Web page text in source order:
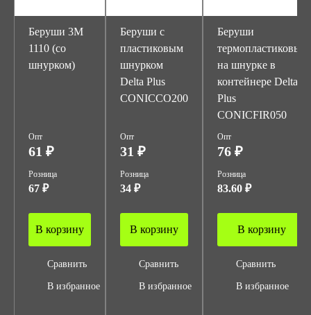
Беруши 3М
1110 (со
шнурком)
Опт
61 ₽
Розница
67 ₽
В корзину
Сравнить
В избранное
Беруши c
пластиковым
шнурком
Delta Plus
CONICCO200
Опт
31 ₽
Розница
34 ₽
В корзину
Сравнить
В избранное
Беруши
термопластиковые
на шнурке в
контейнере Delta
Plus
CONICFIR050
Опт
76 ₽
Розница
83.60 ₽
В корзину
Сравнить
В избранное